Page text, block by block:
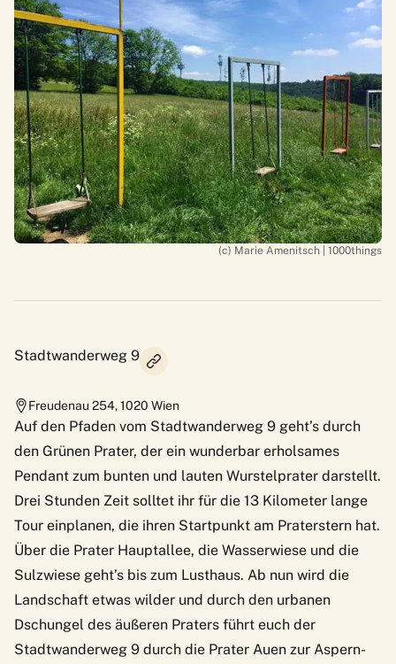
(c) Marie Amenitsch | 1000things
Stadtwanderweg 9
Freudenau 254,1020 Wien
Auf den Pfaden vom Stadtwanderweg 9 geht’s durch
den Grünen Prater, der ein wunderbar erholsames
Pendant zum bunten und lauten Wurstelprater darstellt.
Drei Stunden Zeit solltet ihr für die 13 Kilometer lange
Tour einplanen, die ihren Startpunkt am Praterstern hat.
Über die Prater Hauptallee, die Wasserwiese und die
Sulzwiese geht’s bis zum Lusthaus. Ab nun wird die
Landschaft etwas wilder und durch den urbanen
Dschungel des äußeren Praters führt euch der
Stadtwanderweg 9 durch die Prater Auen zur Aspern-